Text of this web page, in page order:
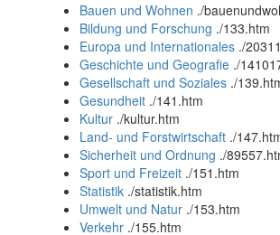
Bauen und Wohnen ./
Bildung und Forschung ./133.htm
Europa und Internationales ./
Geschichte und Geografie ./
Gesellschaft und Soziales ./
Gesundheit ./141.htm
Kultur ./kultur.htm
Land- und Forstwirtschaft ./
Sicherheit und Ordnung ./
Sport und Freizeit ./151.htm
Statistik ./statistik.htm
Umwelt und Natur ./153.htm
Verkehr ./155.htm